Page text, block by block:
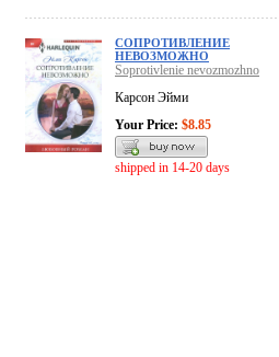
СОПРОТИВЛЕНИЕ
НЕВОЗМОЖНО
Soprotivlenie nevozmozhno
Карсон Эйми
Your Price: $8.85
shipped in 14-20 days